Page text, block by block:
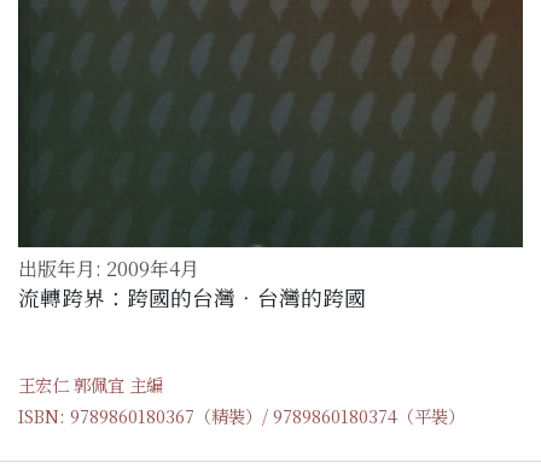
出版年月: 2009年4月
流轉跨界：跨國的台灣‧台灣的跨國
王宏仁 郭佩宜 主編
ISBN: 9789860180367（精裝）/ 9789860180374（平裝）